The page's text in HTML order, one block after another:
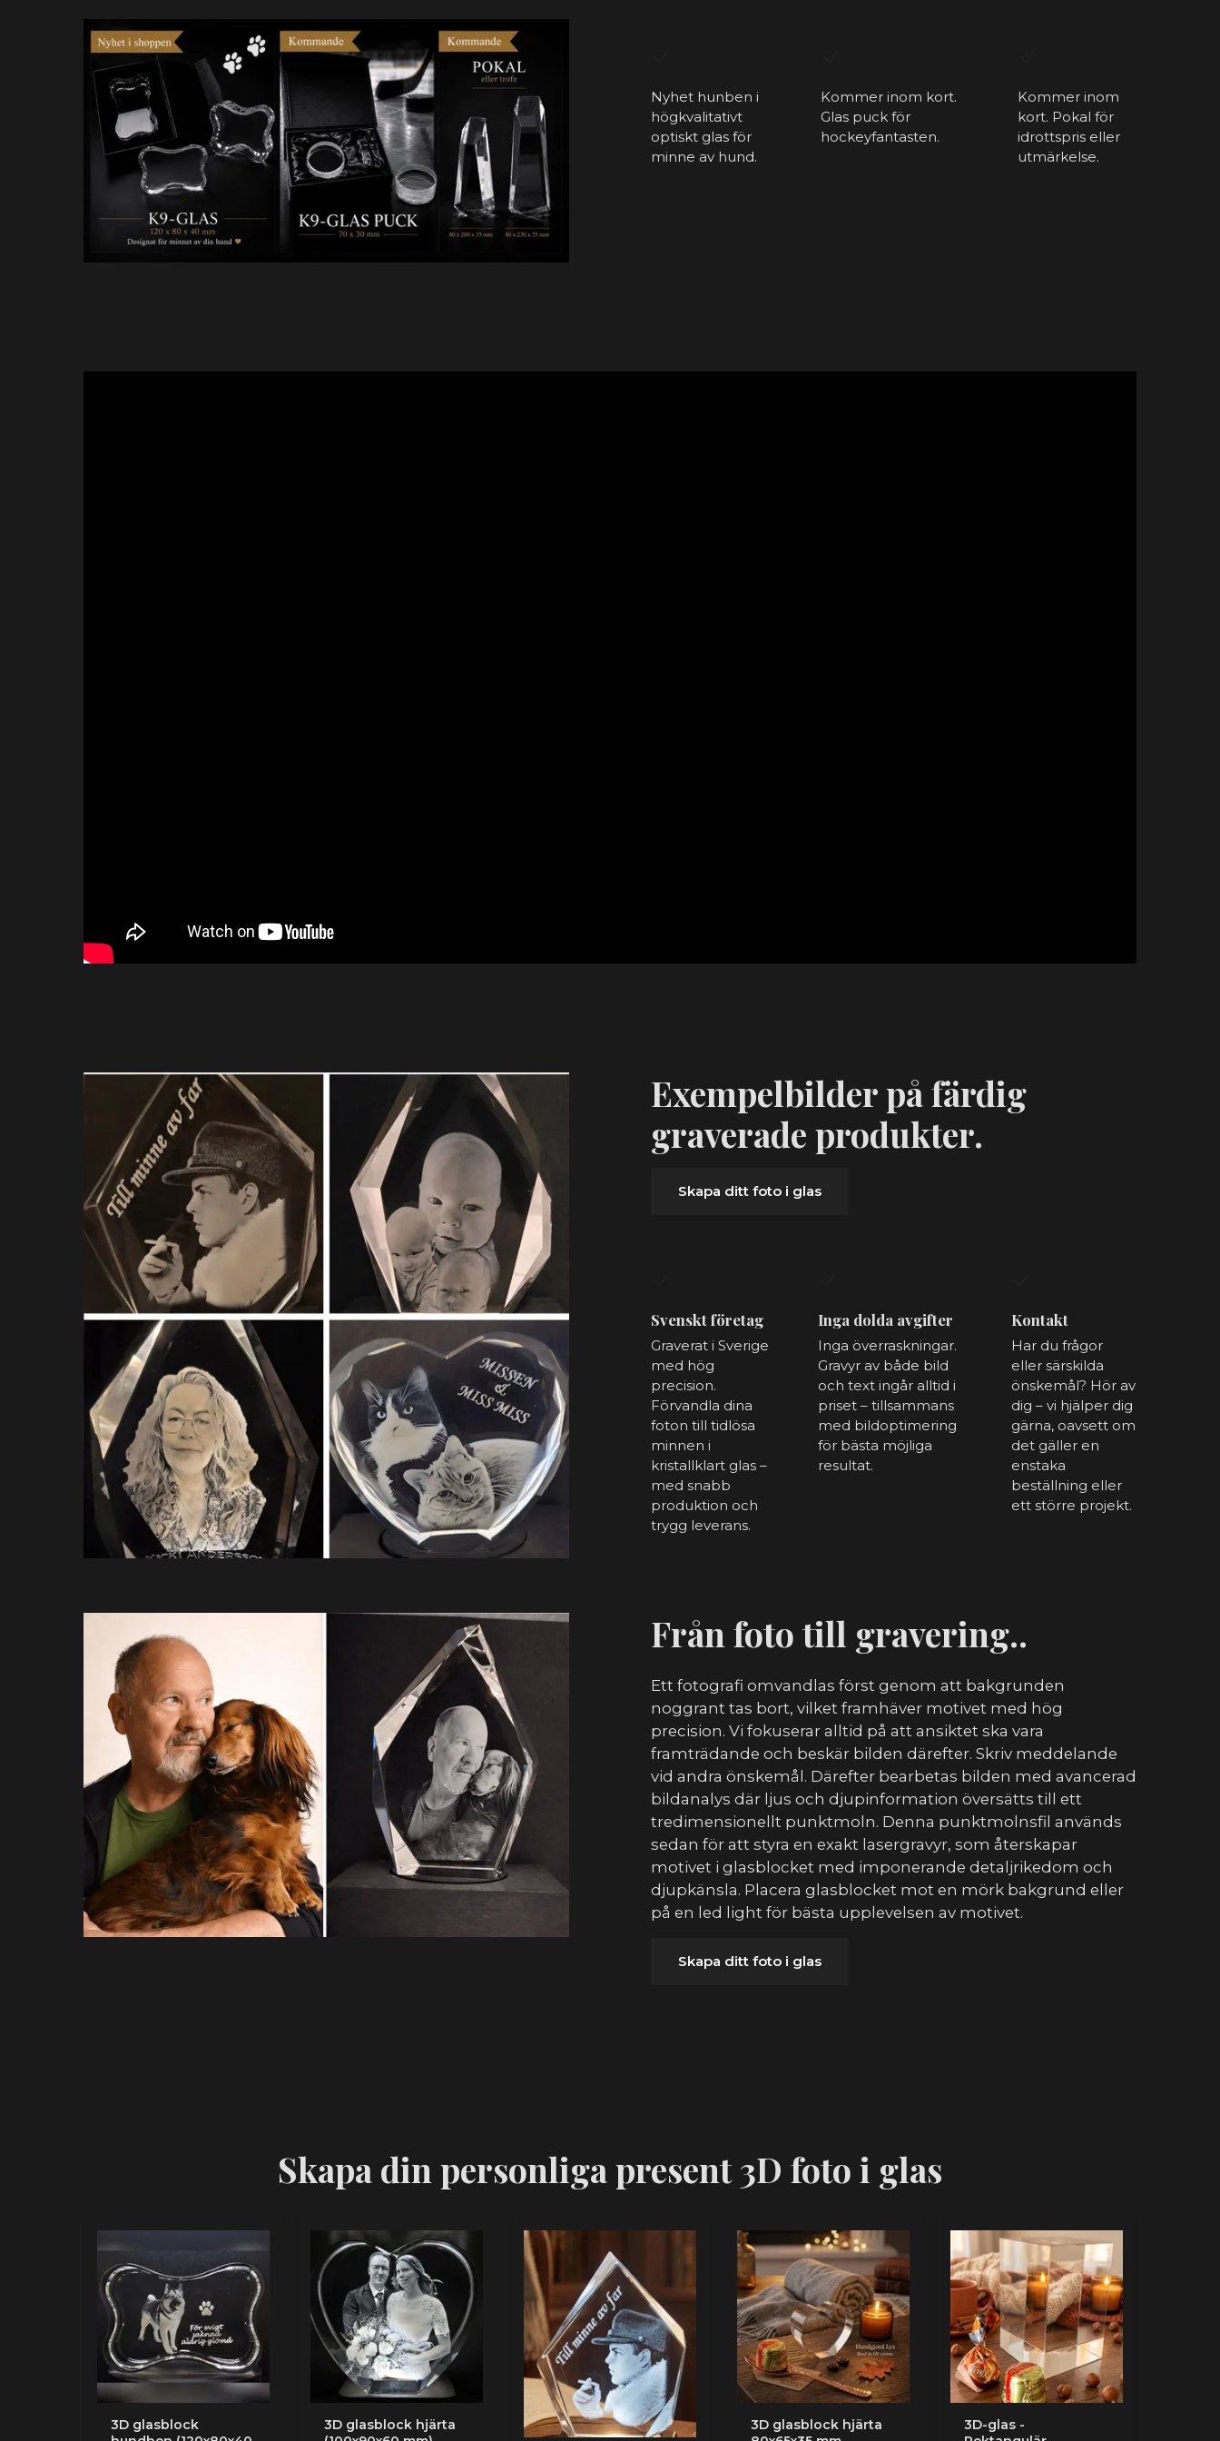
Nyhet hunben i
högkvalitativt
optiskt glas för
minne av hund.
Kommer inom kort.
Glas puck för
hockeyfantasten.
Kommer inom
kort. Pokal för
idrottspris eller
utmärkelse.
Exempelbilder på färdig
graverade produkter.
Skapa ditt foto i glas
Svenskt företag
Graverat i Sverige
med hög
precision.
Förvandla dina
foton till tidlösa
minnen i
kristallklart glas –
med snabb
produktion och
trygg leverans.
Inga dolda avgifter
Inga överraskningar.
Gravyr av både bild
och text ingår alltid i
priset – tillsammans
med bildoptimering
för bästa möjliga
resultat.
Kontakt
Har du frågor
eller särskilda
önskemål? Hör av
dig – vi hjälper dig
gärna, oavsett om
det gäller en
enstaka
beställning eller
ett större projekt.
Från foto till gravering..
Ett fotografi omvandlas först genom att bakgrunden
noggrant tas bort, vilket framhäver motivet med hög
precision. Vi fokuserar alltid på att ansiktet ska vara
framträdande och beskär bilden därefter. Skriv meddelande
vid andra önskemål. Därefter bearbetas bilden med avancerad
bildanalys där ljus och djupinformation översätts till ett
tredimensionellt punktmoln. Denna punktmolnsfil används
sedan för att styra en exakt lasergravyr, som återskapar
motivet i glasblocket med imponerande detaljrikedom och
djupkänsla. Placera glasblocket mot en mörk bakgrund eller
på en led light för bästa upplevelsen av motivet.
Skapa ditt foto i glas
Skapa din personliga present 3D foto i glas
3D glasblock
3D glasblock hjärta
3D glasblock hjärta
3D-glas -